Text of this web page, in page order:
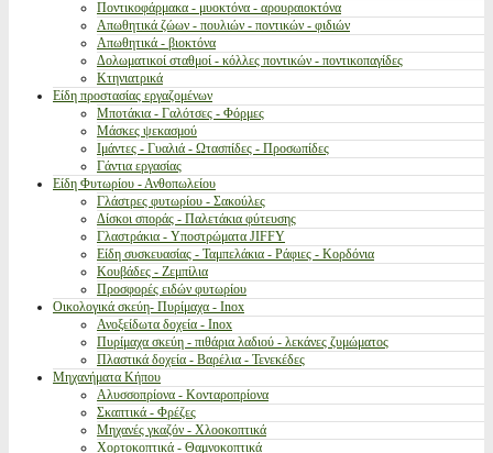
Ποντικοφάρμακα - μυοκτόνα - αρουραιοκτόνα
Απωθητικά ζώων - πουλιών - ποντικών - φιδιών
Απωθητικά - βιοκτόνα
Δολωματικοί σταθμοί - κόλλες ποντικών - ποντικοπαγίδες
Κτηνιατρικά
Είδη προστασίας εργαζομένων
Μποτάκια - Γαλότσες - Φόρμες
Μάσκες ψεκασμού
Ιμάντες - Γυαλιά - Ωτασπίδες - Προσωπίδες
Γάντια εργασίας
Είδη Φυτωρίου - Ανθοπωλείου
Γλάστρες φυτωρίου - Σακούλες
Δίσκοι σποράς - Παλετάκια φύτευσης
Γλαστράκια - Υποστρώματα JIFFY
Είδη συσκευασίας - Ταμπελάκια - Ράφιες - Κορδόνια
Κουβάδες - Ζεμπίλια
Προσφορές ειδών φυτωρίου
Οικολογικά σκεύη- Πυρίμαχα - Inox
Ανοξείδωτα δοχεία - Inox
Πυρίμαχα σκεύη - πιθάρια λαδιού - λεκάνες ζυμώματος
Πλαστικά δοχεία - Βαρέλια - Τενεκέδες
Μηχανήματα Κήπου
Αλυσσοπρίονα - Κονταροπρίονα
Σκαπτικά - Φρέζες
Μηχανές γκαζόν - Χλοοκοπτικά
Χορτοκοπτικά - Θαμνοκοπτικά